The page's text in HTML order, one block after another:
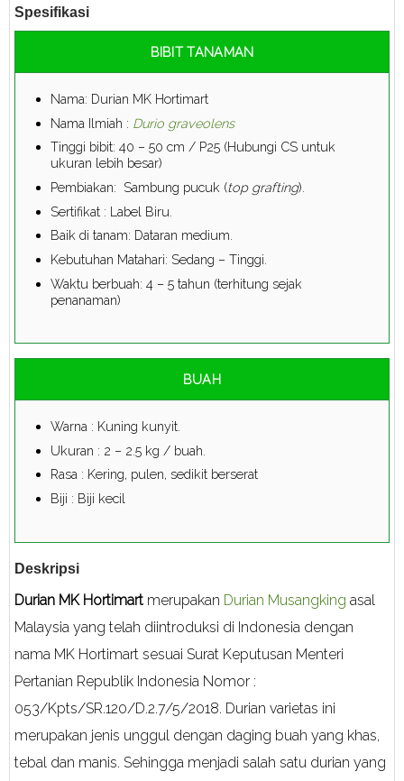
Spesifikasi
BIBIT TANAMAN
Nama: Durian MK Hortimart
Nama Ilmiah : Durio graveolens
Tinggi bibit: 40 – 50 cm / P25 (Hubungi CS untuk
ukuran lebih besar)
Pembiakan: Sambung pucuk (top grafting).
Sertifikat : Label Biru.
Baik di tanam: Dataran medium.
Kebutuhan Matahari: Sedang – Tinggi.
Waktu berbuah: 4 – 5 tahun (terhitung sejak
penanaman)
BUAH
Warna : Kuning kunyit.
Ukuran : 2 – 2.5 kg / buah.
Rasa : Kering, pulen, sedikit berserat
Biji : Biji kecil
Deskripsi
Durian MK Hortimart merupakan Durian Musangking asal
Malaysia yang telah diintroduksi di Indonesia dengan
nama MK Hortimart sesuai Surat Keputusan Menteri
Pertanian Republik Indonesia Nomor :
053/Kpts/SR.120/D.2.7/5/2018. Durian varietas ini
merupakan jenis unggul dengan daging buah yang khas,
tebal dan manis. Sehingga menjadi salah satu durian yang